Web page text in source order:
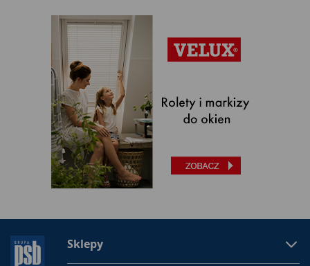
Sklepy